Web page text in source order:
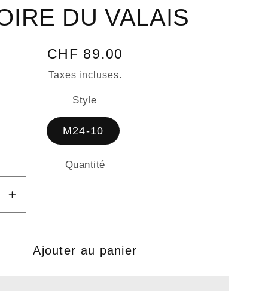
DU VALAIS
Prix
habituel
CHF 89.00
Taxes incluses.
Style
M24-10
Quantité
Quantité
Augmenter
la
quantité
SAC
Ajouter au panier